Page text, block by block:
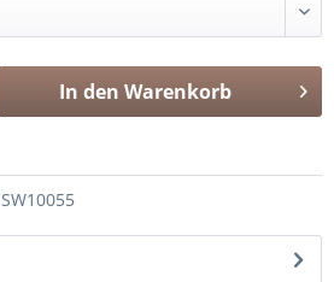
In den Warenkorb
SW10055